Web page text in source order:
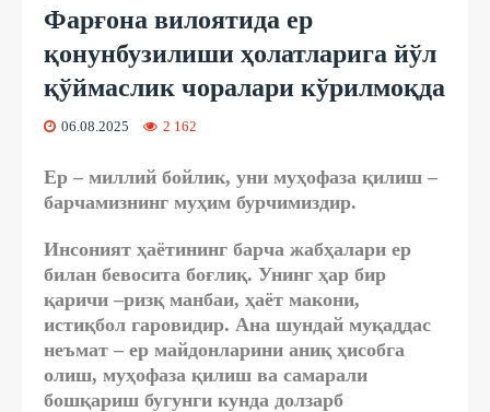
Фарғона вилоятида ер
қонунбузилиши ҳолатларига йўл
қўймаслик чоралари кўрилмоқда
06.08.2025 2 162
Ер – миллий бойлик, уни муҳофаза қилиш –
барчамизнинг муҳим бурчимиздир.
Инсоният ҳаётининг барча жабҳалари ер
билан бевосита боғлиқ. Унинг ҳар бир
қаричи –ризқ манбаи, ҳаёт макони,
истиқбол гаровидир. Ана шундай муқаддас
неъмат – ер майдонларини аниқ ҳисобга
олиш, муҳофаза қилиш ва самарали
бошқариш бугунги кунда долзарб